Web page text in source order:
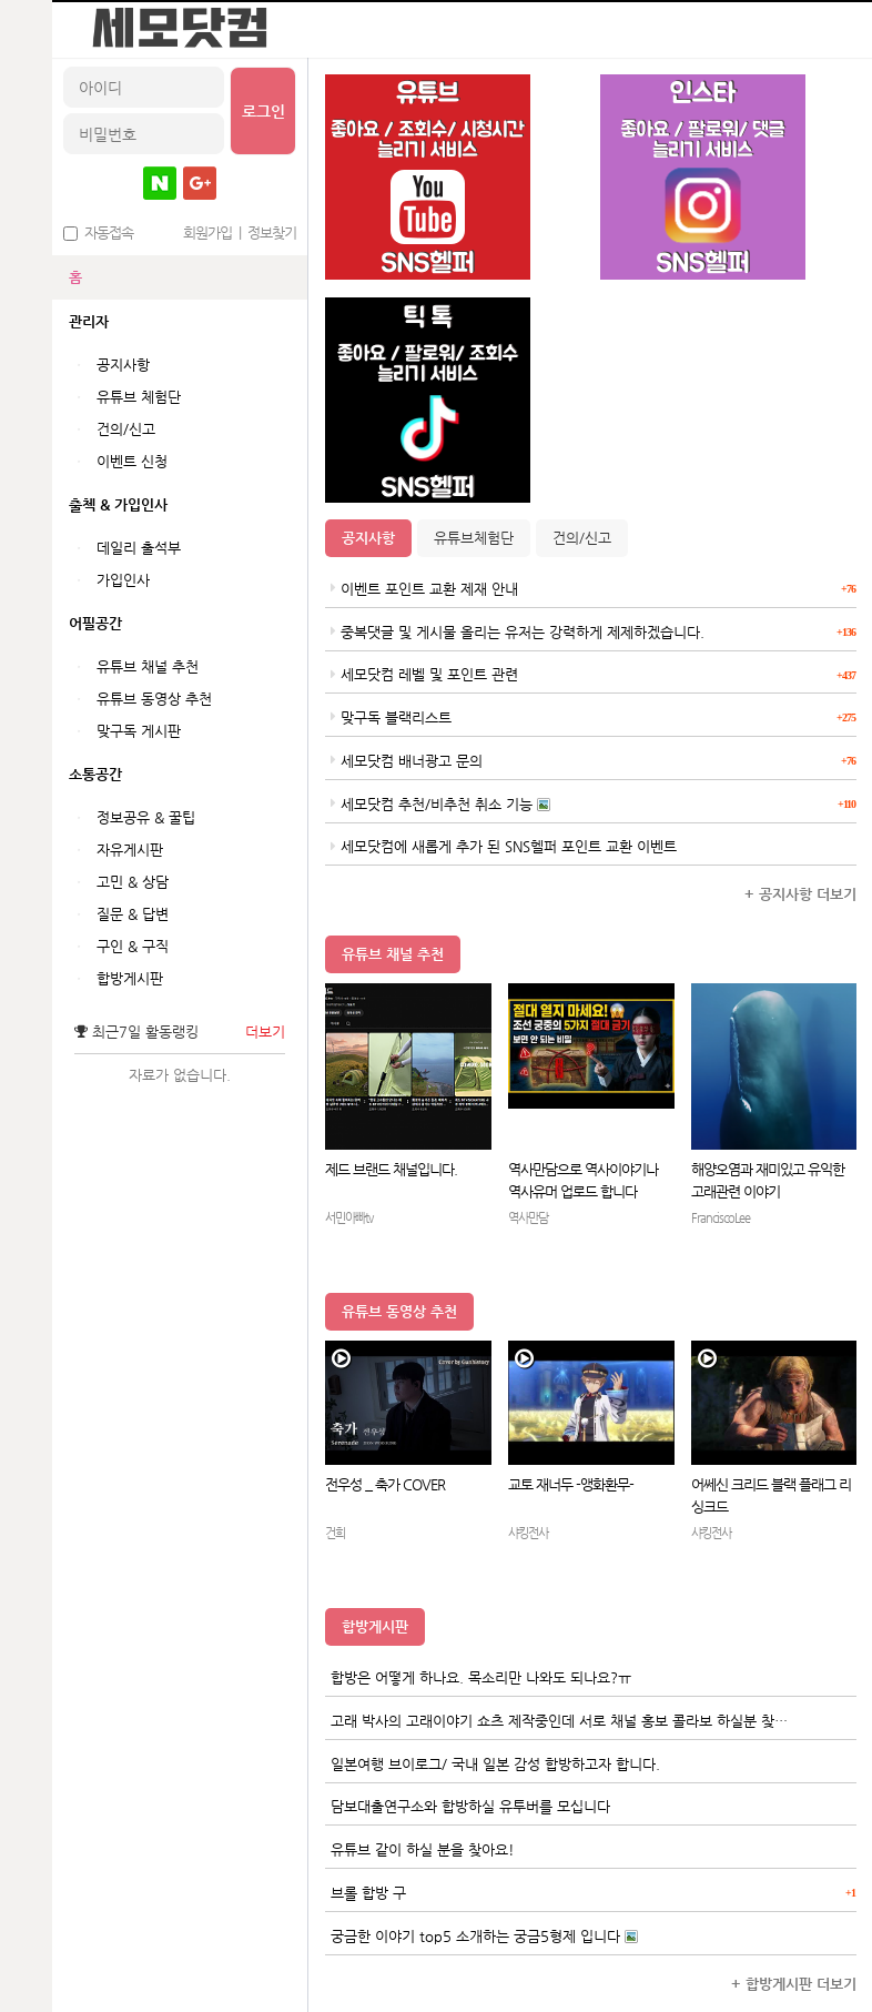
로그인
자동접속 회원가입 정보찾기
홈
관리자
공지사항
유튜브 체험단
건의/신고
이벤트 신청
출첵 & 가입인사
데일리 출석부
가입인사
어필공간
유튜브 채널 추천
유튜브 동영상 추천
맞구독 게시판
소통공간
정보공유 & 꿀팁
자유게시판
고민 & 상담
질문 & 답변
구인 & 구직
합방게시판
최근7일 활동랭킹 더보기
자료가 없습니다.
공지사항 유튜브체험단 건의/신고
+76
이벤트 포인트 교환 제재 안내
+136
중복댓글 및 게시물 올리는 유저는 강력하게 제제하겠습니다.
+437
세모닷컴 레벨 및 포인트 관련
+275
맞구독 블랙리스트
+76
세모닷컴 배너광고 문의
+110
세모닷컴 추천/비추천 취소 기능
세모닷컴에 새롭게 추가 된 SNS헬퍼 포인트 교환 이벤트
+ 공지사항 더보기
유튜브 채널 추천
제드 브랜드 채널입니다.
서민아빠tv
역사만담으로 역사이야기나
역사유머 업로드 합니다
역사만담
해양오염과 재미있고 유익한
고래관련 이야기
FranciscoLee
유튜브 동영상 추천
전우성 _ 축가 COVER
건희
교토 재너두 -앵화환무-
샤킹전사
어쎄신 크리드 블랙 플래그 리
싱크드
샤킹전사
합방게시판
합방은 어떻게 하나요. 목소리만 나와도 되나요?ㅠ
고래 박사의 고래이야기 쇼츠 제작중인데 서로 채널 홍보 콜라보 하실분 찾아여
일본여행 브이로그/ 국내 일본 감성 합방하고자 합니다.
담보대출연구소와 합방하실 유투버를 모십니다
유튜브 같이 하실 분을 찾아요!
+1
브롤 합방 구
궁금한 이야기 top5 소개하는 궁금5형제 입니다
+ 합방게시판 더보기